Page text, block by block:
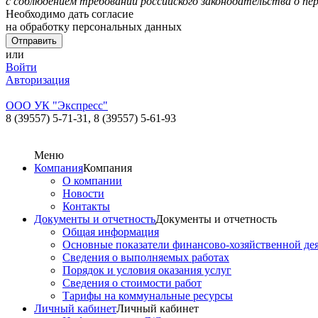
Необходимо дать согласие
на обработку персональных данных
или
Войти
Авторизация
ООО УК "Экспресс"
8 (39557) 5-71-31, 8 (39557) 5-61-93
Меню
КомпанияКомпания
О компании
Новости
Контакты
Документы и отчетностьДокументы и отчетность
Общая информация
Основные показатели финансово-хозяйственной
Сведения о выполняемых работах
Порядок и условия оказания услуг
Сведения о стоимости работ
Тарифы на коммунальные ресурсы
Личный кабинетЛичный кабинет